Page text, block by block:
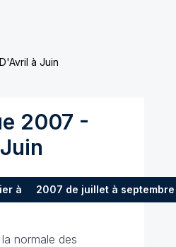
à Juin
2007 -
à mars2007 de juillet à septembre
normale des